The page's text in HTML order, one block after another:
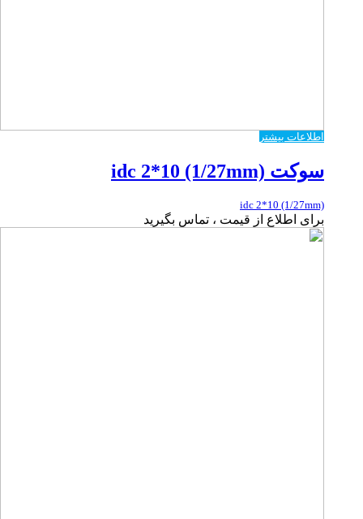
اطلاعات بیشتر
سوکت idc 2*10 (1/27mm)
idc 2*10 (1/27mm)
برای اطلاع از قیمت ، تماس بگیرید